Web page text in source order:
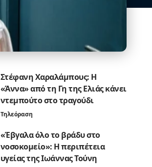
Στέφανη Χαραλάμπους: Η
«Άννα» από τη Γη της Ελιάς κάνει
ντεμπούτο στο τραγούδι
Τηλεόραση
«Έβγαλα όλο το βράδυ στο
νοσοκομείο»: Η περιπέτεια
υγείας της Ιωάννας Τούνη